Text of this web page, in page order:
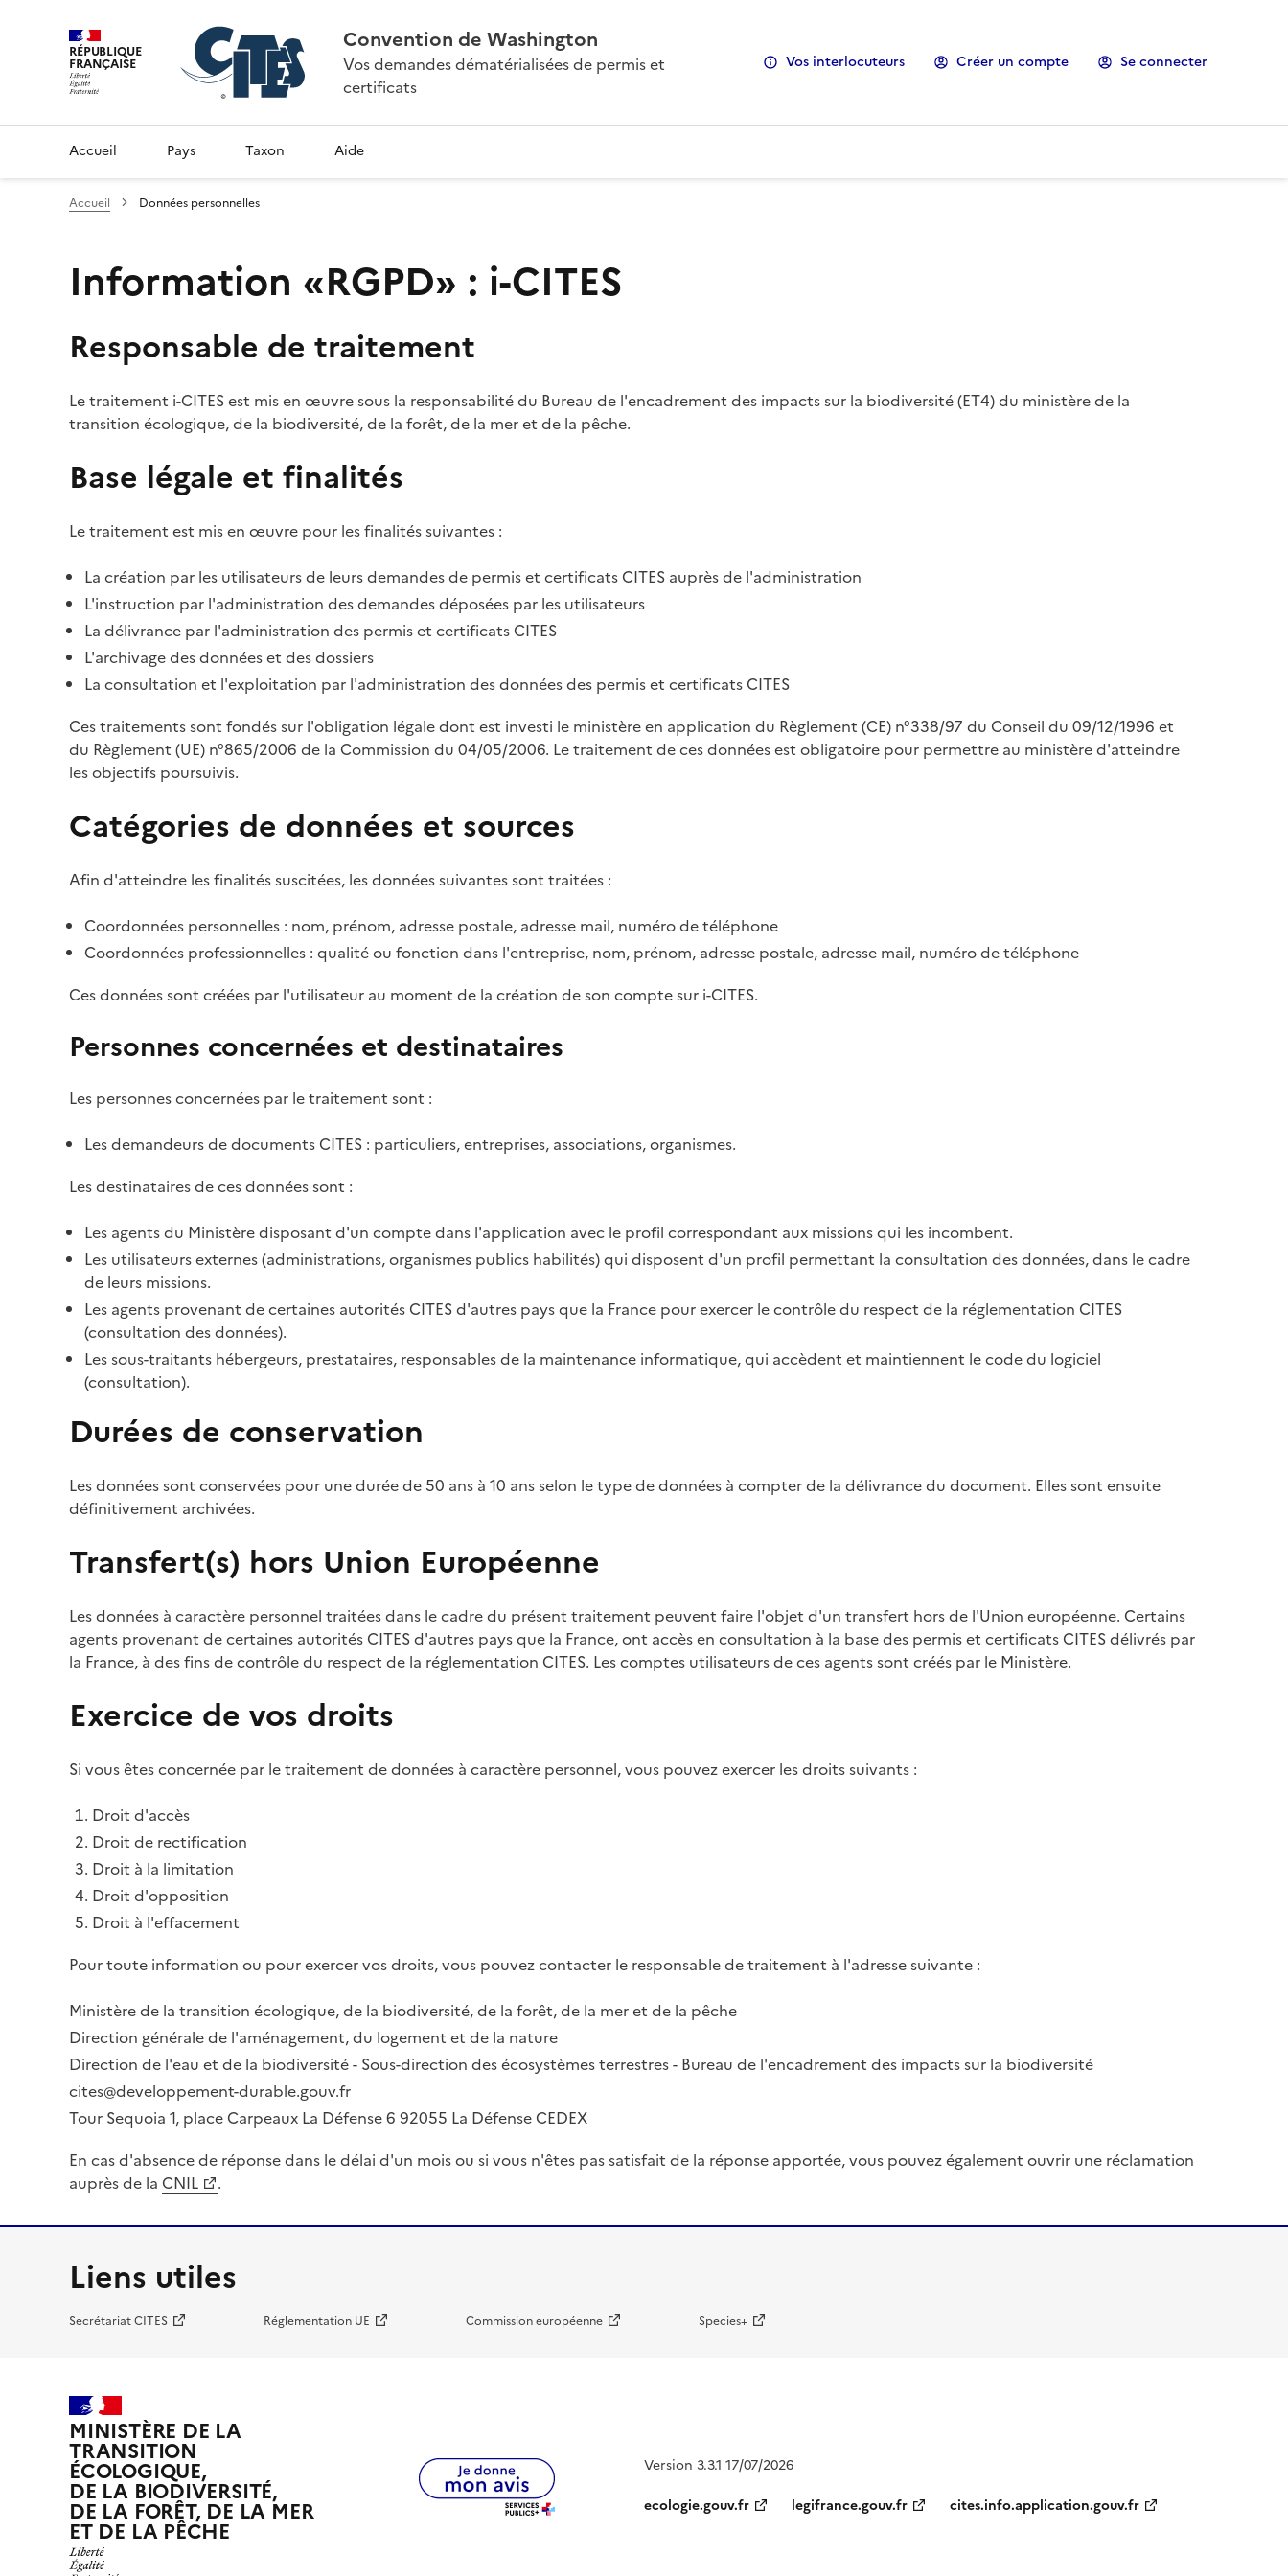
RÉPUBLIQUE
FRANÇAISE
Convention de Washington
Vos demandes dématérialisées de permis et
certificats
Vos interlocuteurs Créer un compte Se connecter
Accueil Pays Taxon Aide
Accueil Données personnelles
Information «RGPD» : i-CITES
Responsable de traitement
Le traitement i-CITES est mis en œuvre sous la responsabilité du Bureau de l'encadrement des impacts sur la biodiversité (ET4) du ministère de la
transition écologique, de la biodiversité, de la forêt, de la mer et de la pêche.
Base légale et finalités
Le traitement est mis en œuvre pour les finalités suivantes :
La création par les utilisateurs de leurs demandes de permis et certificats CITES auprès de l'administration
L'instruction par l'administration des demandes déposées par les utilisateurs
La délivrance par l'administration des permis et certificats CITES
L'archivage des données et des dossiers
La consultation et l'exploitation par l'administration des données des permis et certificats CITES
Ces traitements sont fondés sur l'obligation légale dont est investi le ministère en application du Règlement (CE) n°338/97 du Conseil du 09/12/1996 et
du Règlement (UE) n°865/2006 de la Commission du 04/05/2006. Le traitement de ces données est obligatoire pour permettre au ministère d'atteindre
les objectifs poursuivis.
Catégories de données et sources
Afin d'atteindre les finalités suscitées, les données suivantes sont traitées :
Coordonnées personnelles : nom, prénom, adresse postale, adresse mail, numéro de téléphone
Coordonnées professionnelles : qualité ou fonction dans l'entreprise, nom, prénom, adresse postale, adresse mail, numéro de téléphone
Ces données sont créées par l'utilisateur au moment de la création de son compte sur i-CITES.
Personnes concernées et destinataires
Les personnes concernées par le traitement sont :
Les demandeurs de documents CITES : particuliers, entreprises, associations, organismes.
Les destinataires de ces données sont :
Les agents du Ministère disposant d'un compte dans l'application avec le profil correspondant aux missions qui les incombent.
Les utilisateurs externes (administrations, organismes publics habilités) qui disposent d'un profil permettant la consultation des données, dans le cadre
de leurs missions.
Les agents provenant de certaines autorités CITES d'autres pays que la France pour exercer le contrôle du respect de la réglementation CITES
(consultation des données).
Les sous-traitants hébergeurs, prestataires, responsables de la maintenance informatique, qui accèdent et maintiennent le code du logiciel
(consultation).
Durées de conservation
Les données sont conservées pour une durée de 50 ans à 10 ans selon le type de données à compter de la délivrance du document. Elles sont ensuite
définitivement archivées.
Transfert(s) hors Union Européenne
Les données à caractère personnel traitées dans le cadre du présent traitement peuvent faire l'objet d'un transfert hors de l'Union européenne. Certains
agents provenant de certaines autorités CITES d'autres pays que la France, ont accès en consultation à la base des permis et certificats CITES délivrés par
la France, à des fins de contrôle du respect de la réglementation CITES. Les comptes utilisateurs de ces agents sont créés par le Ministère.
Exercice de vos droits
Si vous êtes concernée par le traitement de données à caractère personnel, vous pouvez exercer les droits suivants :
Droit d'accès
Droit de rectification
Droit à la limitation
Droit d'opposition
Droit à l'effacement
Pour toute information ou pour exercer vos droits, vous pouvez contacter le responsable de traitement à l'adresse suivante :
Ministère de la transition écologique, de la biodiversité, de la forêt, de la mer et de la pêche
Direction générale de l'aménagement, du logement et de la nature
Direction de l'eau et de la biodiversité - Sous-direction des écosystèmes terrestres - Bureau de l'encadrement des impacts sur la biodiversité
cites@developpement-durable.gouv.fr
Tour Sequoia 1, place Carpeaux La Défense 6 92055 La Défense CEDEX
En cas d'absence de réponse dans le délai d'un mois ou si vous n'êtes pas satisfait de la réponse apportée, vous pouvez également ouvrir une réclamation
auprès de la CNIL .
Liens utiles
Secrétariat CITES Réglementation UE Commission européenne Species+
MINISTÈRE DE LA
TRANSITION
ÉCOLOGIQUE,
DE LA BIODIVERSITÉ,
DE LA FORÊT, DE LA MER
ET DE LA PÊCHE
Version 3.3.1 17/07/2026
ecologie.gouv.fr
legifrance.gouv.fr cites.info.application.gouv.fr